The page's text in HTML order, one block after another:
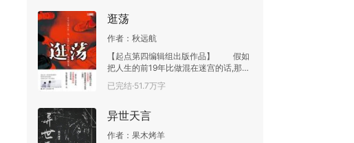
是纵横凌都的雅少，白天掌控商业帝
人绝不肯离开她，她是个例外。 枪口对
准她的心脏，“陪我死，被我爱，你选哪
个？” 她撇嘴，转身抱着一个小包子塞
逛荡
作者： 秋远航
【起点第四编辑组出版作品】 假如
把人生的前19年比做混在迷宫的话,那我
们这一群人就像没了头的苍蝇毫无目的
地逛荡。 终于有天老师义正词严的
岭. 于是恍然大悟、奋笔疾书......
门时，很快就发现——梦想中的大学无
已完结·51.7万字
异世天言
作者： 果木烤羊